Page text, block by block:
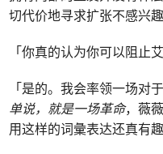
切代价地寻求扩张不感兴趣
「你真的认为你可以阻止
「是的。我会率领一场对
单说，就是一场革命，薇
用这样的词彙表达还真有趣